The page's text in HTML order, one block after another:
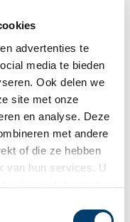
advertenties te
media te bieden
Ook delen we
site met onze
en analyse. Deze
met andere
of die ze hebben
van hun services. U
polder; de
van het vernuft
de Zuiderzee en in